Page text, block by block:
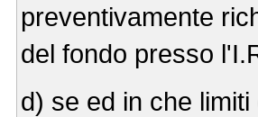
preventivamente
del fondo presso
d) se ed in che